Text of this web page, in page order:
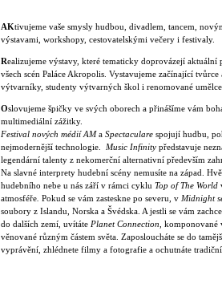
AKtivujeme vaše smysly hudbou, divadlem, tancem,
výstavami, workshopy, cestovatelskými večery i festivaly.
Realizujeme výstavy, které tematicky doprovázejí aktuální
všech scén Paláce Akropolis. Vystavujeme začínající tvůrce
výtvarníky, studenty výtvarných škol i renomované umělce.
Oslovujeme špičky ve svých oborech a přinášíme vám
multimediální zážitky.
Festival nových médií AMa Spectaculare spojují hudbu,
nejmodernější technologie. Music Infinity představuje
legendární talenty z nekomerční alternativní především
Na slavné interprety hudební scény nemusíte na západ.
hudebního nebe u nás září v rámci cyklu Top of The World
atmosféře Pokud se vám zasteskne po severu, v Midnight
soubory z Islandu, Norska a Švédska. A jestli se vám
do dalších zemí, uvítáte Planet Connection , komponované
věnované různým částem světa. Zaposloucháte se do
vyprávění, zhlédnete filmy a fotografie a ochutnáte